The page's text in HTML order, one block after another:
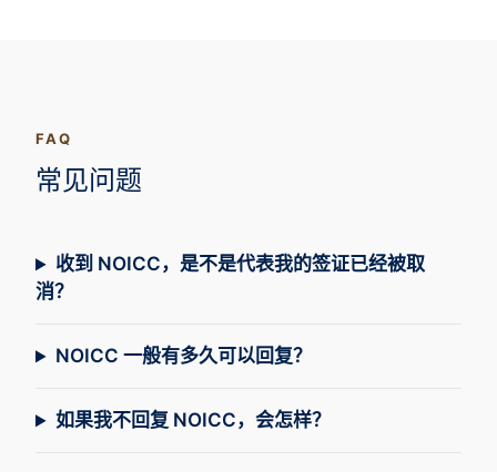
FAQ
常见问题
收到 NOICC，是不是代表我的签证已经被取
消？
NOICC 一般有多久可以回复？
如果我不回复 NOICC，会怎样？